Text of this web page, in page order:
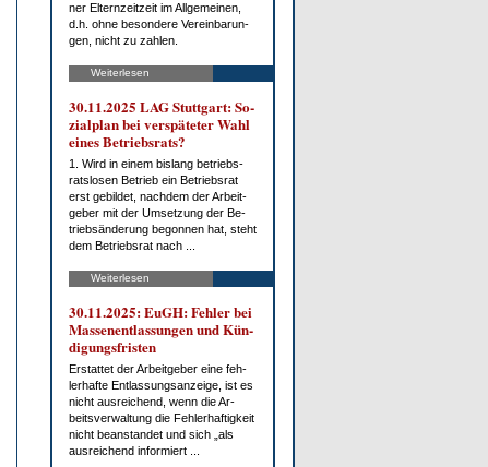
ner El­tern­zeit­zeit im All­ge­mei­nen,
d.h. oh­ne be­son­de­re Ver­ein­ba­run­
gen, nicht zu zah­len.
Weiterlesen
30.11.2025 LAG Stutt­gart: So­
zi­al­plan bei ver­spä­te­ter Wahl
ei­nes Be­triebs­rats?
1. Wird in ei­nem bis­lang be­triebs­
rats­lo­sen Be­trieb ein Be­triebs­rat
erst ge­bil­det, nach­dem der Ar­beit­
ge­ber mit der Um­set­zung der Be­
trieb­s­än­de­rung be­gon­nen hat, steht
dem Be­triebs­rat nach ...
Weiterlesen
30.11.2025: EuGH: Feh­ler bei
Mas­sen­ent­las­sun­gen und Kün­
di­gungs­fris­ten
Er­stat­tet der Ar­beit­ge­ber ei­ne feh­
ler­haf­te Ent­las­sungs­an­zei­ge, ist es
nicht aus­rei­chend, wenn die Ar­
beits­ver­wal­tung die Feh­ler­haf­tig­keit
nicht be­an­stan­det und sich „als
aus­rei­chend in­for­miert ...